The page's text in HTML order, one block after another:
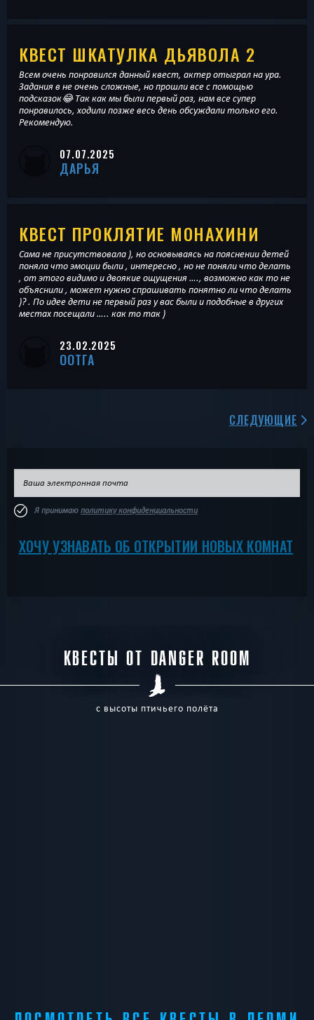
КВЕСТ ШКАТУЛКА ДЬЯВОЛА 2
Всем очень понравился данный квест, актер отыграл на ура.
Задания в не очень сложные, но прошли все с помощью
подсказок😂 Так как мы были первый раз, нам все супер
понравилось, ходили позже весь день обсуждали только его.
Рекомендую.
07.07.2025
ДАРЬЯ
КВЕСТ ПРОКЛЯТИЕ МОНАХИНИ
Сама не присутствовала ), но основываясь на пояснении детей
поняла что эмоции были , интересно , но не поняли что делать
, от этого видимо и двоякие ощущения …., возможно как то не
объяснили , может нужно спрашивать понятно ли что делать
)? . По идее дети не первый раз у вас были и подобные в других
местах посещали ….. как то так )
23.02.2025
ООТГА
СЛЕДУЮЩИЕ
Я принимаю политику конфиденциальности
ХОЧУ УЗНАВАТЬ ОБ ОТКРЫТИИ НОВЫХ КОМНАТ
КВЕСТЫ ОТ DANGER ROOM
с высоты птичьего полёта